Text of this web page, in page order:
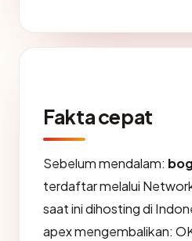
Fakta cepat
Sebelum mendalam:
terdaftar melalui
saat ini dihosting di
apex mengembalikan: